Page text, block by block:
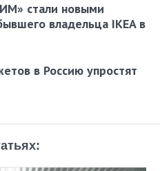
стали новыми
владельца IKEA в
в Россию упростят